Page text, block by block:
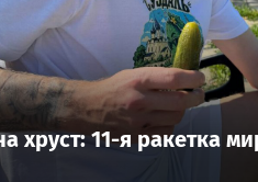
хруст: 11-я ракетка